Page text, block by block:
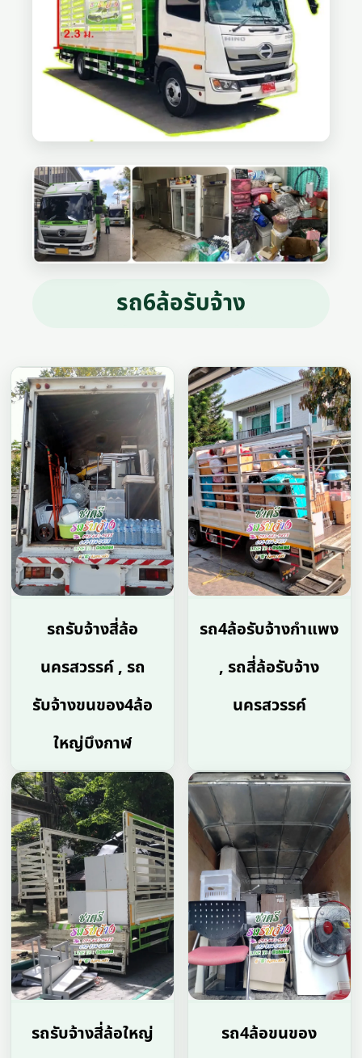
รถ6ล้อรับจ้าง
รถรับจ้างสี่ล้อ
นครสวรรค์ , รถ
รับจ้างขนของ4ล้อ
ใหญ่บึงกาฬ
รถ4ล้อรับจ้างกําแพง
, รถสี่ล้อรับจ้าง
นครสวรรค์
รถรับจ้างสี่ล้อใหญ่
รถ4ล้อขนของ